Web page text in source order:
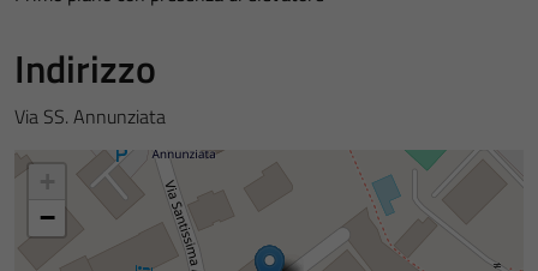
Indirizzo
Via SS. Annunziata
−